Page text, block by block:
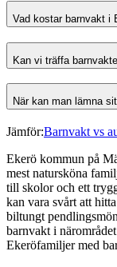
Vad kostar barnvakt i
Kan vi träffa
När kan man lämna
Jämför:Barnvakt vs
Ekerö kommun på
mest natursköna
till skolor och ett
kan vara svårt att
biltungt
barnvakt i
Ekeröfamiljer med